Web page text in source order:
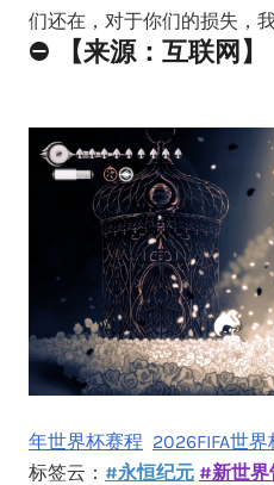
们还在，对于你们的损失，我
⛔ 【来源：互联网】
年世界杯赛程 2026FIFA世界
标签云： #永恒纪元 #新世界